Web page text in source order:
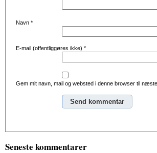
Navn *
E-mail (offentliggøres ikke) *
Gem mit navn, mail og websted i denne browser til
Seneste kommentarer